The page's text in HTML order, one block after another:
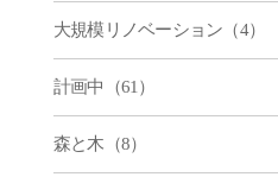
大規模リノベーション（4）
計画中（61）
森と木（8）